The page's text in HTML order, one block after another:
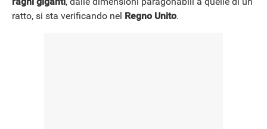
ratto, si sta verificando nel Regno Unito.